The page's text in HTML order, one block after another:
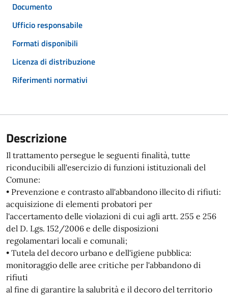
Documento
Ufficio responsabile
Formati disponibili
Licenza di distribuzione
Riferimenti normativi
Descrizione
Il trattamento persegue le seguenti finalità, tutte
riconducibili all'esercizio di funzioni istituzionali del
Comune:
• Prevenzione e contrasto all'abbandono illecito di rifiuti:
acquisizione di elementi probatori per
l'accertamento delle violazioni di cui agli artt. 255 e 256
del D. Lgs. 152/2006 e delle disposizioni
regolamentari locali e comunali;
• Tutela del decoro urbano e dell'igiene pubblica:
monitoraggio delle aree critiche per l'abbandono di
rifiuti
al fine di garantire la salubrità e il decoro del territorio